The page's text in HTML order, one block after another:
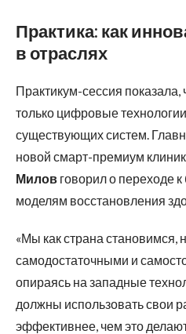
Практика: как
в отраслях
Практикум-сессия
только цифровые
существующих систем.
новой смарт-премиум
Милов говорил о переходе
моделям восстановления
«Мы как страна становимся,
самодостаточными и
опираясь на западные
должны использовать свои
эффективнее, чем это